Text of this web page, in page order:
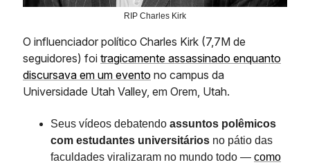
RIP Charles Kirk
O influenciador político Charles Kirk (7,7M de
seguidores) foi tragicamente assassinado enquanto
discursava em um evento no campus da
Universidade Utah Valley, em Orem, Utah.
Seus vídeos debatendo assuntos polêmicos
com estudantes universitários no pátio das
faculdades viralizaram no mundo todo — como